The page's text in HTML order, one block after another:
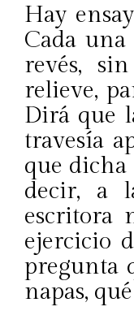
Hay
Cada una
revés,
relieve,
Dirá que
travesía
que dicha
decir, a
escritora
ejercicio
pregunta
napas,